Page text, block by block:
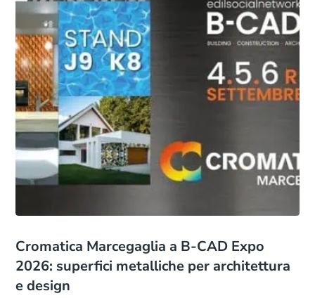
Cromatica Marcegaglia a B-CAD Expo
2026: superfici metalliche per architettura
e design